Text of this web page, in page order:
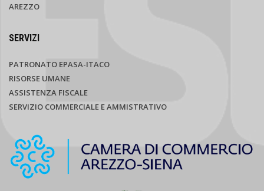
AREZZO
SERVIZI
PATRONATO EPASA-ITACO
RISORSE UMANE
ASSISTENZA FISCALE
SERVIZIO COMMERCIALE E AMMISTRATIVO